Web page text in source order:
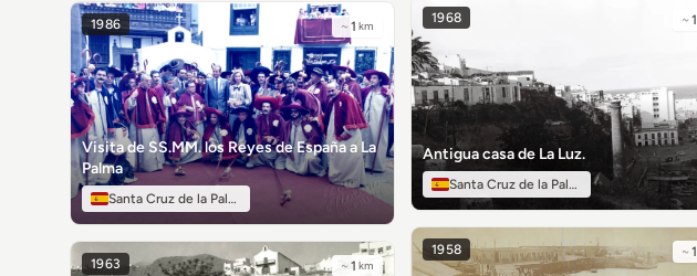
1986 ~ 1 km
Visita de SS.MM. los Reyes de España a La
Palma
Santa Cruz de la Palma
1963 ~ 1 km
1968 ~ 1
Antigua casa de La Luz.
Santa Cruz de la Palma
1958 ~ 1